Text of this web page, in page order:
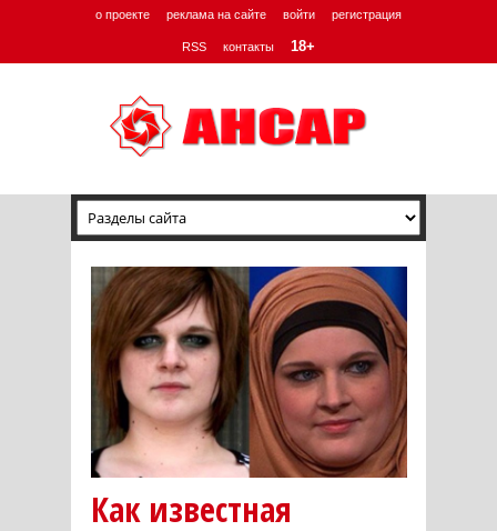
о проекте реклама на сайте войти регистрация
RSS контакты 18+
Как известная